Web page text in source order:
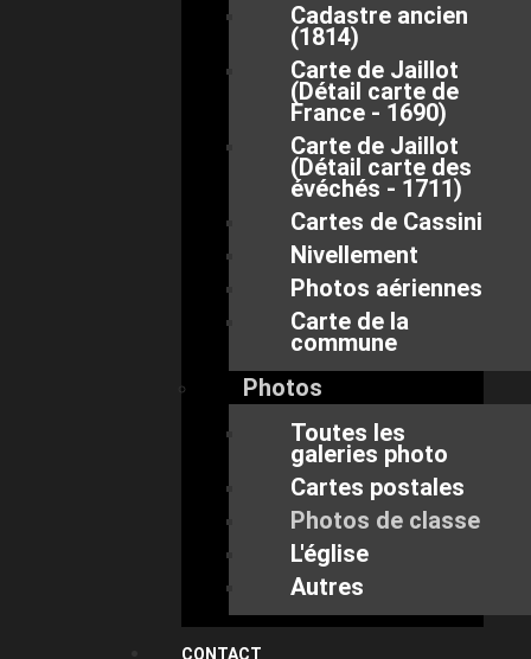
Cadastre ancien
(1814)
Carte de Jaillot
(Détail carte de
France - 1690)
Carte de Jaillot
(Détail carte des
évéchés - 1711)
Cartes de Cassini
Nivellement
Photos aériennes
Carte de la
commune
Photos
Toutes les
galeries photo
Cartes postales
Photos de classe
L'église
Autres
CONTACT